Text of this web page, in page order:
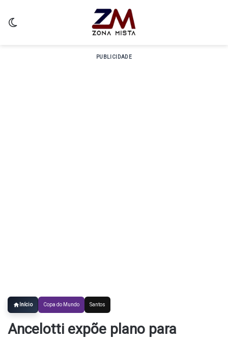
PUBLICIDADE
Início Copa do Mundo Santos
Ancelotti expõe plano para